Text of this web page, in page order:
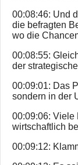
00:08:46: Und
die befragten
wo die
00:08:55:
der
00:09:01: Das
sondern in der
00:09:06: Viele
wirtschaftlich
00:09:12: